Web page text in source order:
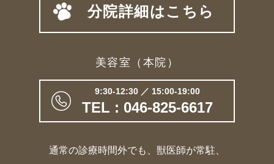
分院詳細はこちら
美容室（本院）
9:30-12:30 ／ 15:00-19:00
TEL : 046-825-6617
通常の診療時間外でも、獣医師が常駐、